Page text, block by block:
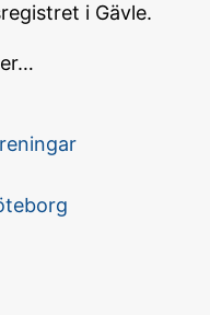
i Gävle.